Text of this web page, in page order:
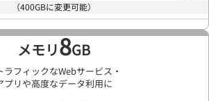
（400GBに変更可能）
メモリ8GB
ラフィックなWebサービス・
プリや高度なデータ利用に